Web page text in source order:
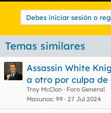
Debes iniciar sesión o
Temas similares
Assassin White
a otro por culpa de
Troy McClon
Foro General
Masunos 99 27 Jul 2024